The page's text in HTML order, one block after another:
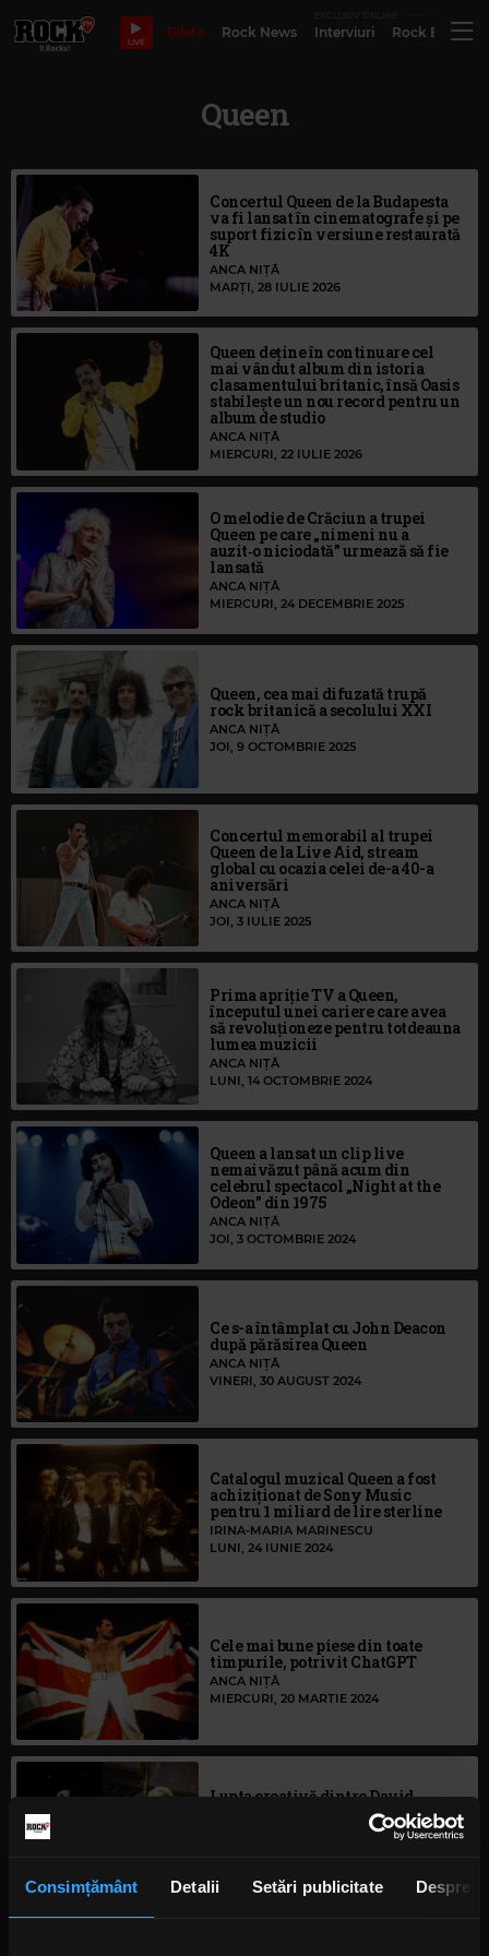
Consimțământ Detalii Setări publicitate Despre
LIVE
Bilete Rock News Interviuri Rock
Queen
Concertul Queen de la Budapesta
va fi lansat în cinematografe și pe
suport fizic în versiune restaurată
4K
ANCA NIȚĂ
MARȚI, 28 IULIE 2026
Queen deține în continuare cel
mai vândut album din istoria
clasamentului britanic, însă Oasis
stabilește un nou record pentru un
album de studio
ANCA NIȚĂ
MIERCURI, 22 IULIE 2026
O melodie de Crăciun a trupei
Queen pe care „nimeni nu a
auzit‑o niciodată” urmează să fie
lansată
ANCA NIȚĂ
MIERCURI, 24 DECEMBRIE 2025
Queen, cea mai difuzată trupă
rock britanică a secolului XXI
ANCA NIȚĂ
JOI, 9 OCTOMBRIE 2025
Concertul memorabil al trupei
Queen de la Live Aid, stream
global cu ocazia celei de-a 40-a
aniversări
ANCA NIȚĂ
JOI, 3 IULIE 2025
Prima apriție TV a Queen,
începutul unei cariere care avea
să revoluționeze pentru totdeauna
lumea muzicii
ANCA NIȚĂ
LUNI, 14 OCTOMBRIE 2024
Queen a lansat un clip live
nemaivăzut până acum din
celebrul spectacol „Night at the
Odeon” din 1975
ANCA NIȚĂ
JOI, 3 OCTOMBRIE 2024
Ce s-a întâmplat cu John Deacon
după părăsirea Queen
ANCA NIȚĂ
VINERI, 30 AUGUST 2024
Catalogul muzical Queen a fost
achiziționat de Sony Music
pentru 1 miliard de lire sterline
IRINA-MARIA MARINESCU
LUNI, 24 IUNIE 2024
Cele mai bune piese din toate
timpurile, potrivit ChatGPT
ANCA NIȚĂ
MIERCURI, 20 MARTIE 2024
Lupta creativă dintre David
Bowie și Freddie Mercury pentru
mixul „Under Pressure” - Queen